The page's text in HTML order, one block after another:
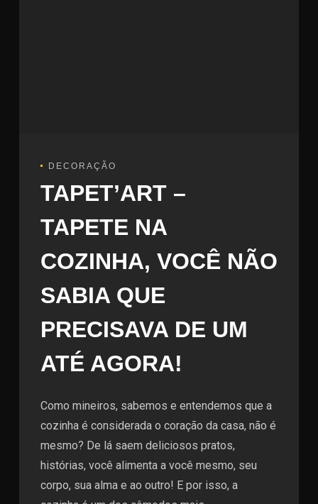
DECORAÇÃO
TAPET’ART –
TAPETE NA
COZINHA, VOCÊ NÃO
SABIA QUE
PRECISAVA DE UM
ATÉ AGORA!
Como mineiros, sabemos e entendemos que a
cozinha é considerada o coração da casa, não é
mesmo? De lá saem deliciosos pratos,
histórias, você alimenta a você mesmo, seu
corpo, sua alma e ao outro! E por isso, a